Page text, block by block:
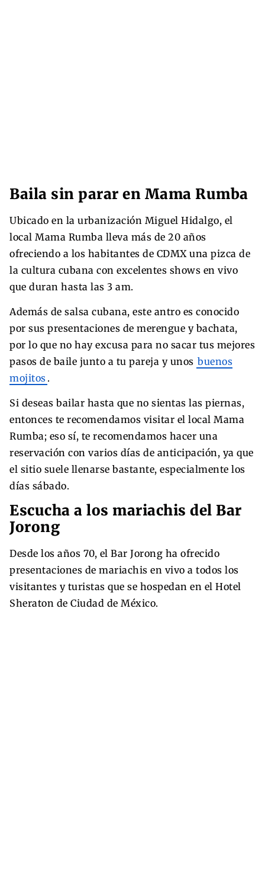
Baila sin parar en Mama Rumba
Ubicado en la urbanización Miguel Hidalgo, el
local Mama Rumba lleva más de 20 años
ofreciendo a los habitantes de CDMX una pizca de
la cultura cubana con excelentes shows en vivo
que duran hasta las 3 am.
Además de salsa cubana, este antro es conocido
por sus presentaciones de merengue y bachata,
por lo que no hay excusa para no sacar tus mejores
pasos de baile junto a tu pareja y unos buenos
mojitos .
Si deseas bailar hasta que no sientas las piernas,
entonces te recomendamos visitar el local Mama
Rumba; eso sí, te recomendamos hacer una
reservación con varios días de anticipación, ya que
el sitio suele llenarse bastante, especialmente los
días sábado.
Escucha a los mariachis del Bar
Jorong
Desde los años 70, el Bar Jorong ha ofrecido
presentaciones de mariachis en vivo a todos los
visitantes y turistas que se hospedan en el Hotel
Sheraton de Ciudad de México.